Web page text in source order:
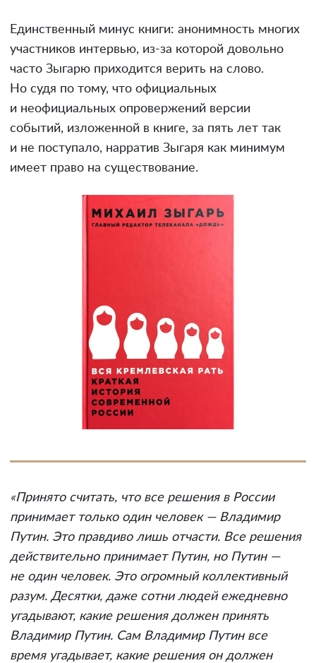
Единственный минус книги: анонимность многих
участников интервью, из-за которой довольно
часто Зыгарю приходится верить на слово.
Но судя по тому, что официальных
и неофициальных опровержений версии
событий, изложенной в книге, за пять лет так
и не поступало, нарратив Зыгаря как минимум
имеет право на существование.
«Принято считать, что все решения в России
принимает только один человек — Владимир
Путин. Это правдиво лишь отчасти. Все решения
действительно принимает Путин, но Путин —
не один человек. Это огромный коллективный
разум. Десятки, даже сотни людей ежедневно
угадывают, какие решения должен принять
Владимир Путин. Сам Владимир Путин все
время угадывает, какие решения он должен